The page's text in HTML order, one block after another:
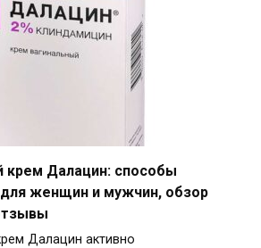
крем Далацин: способы
женщин и мужчин, обзор
Далацин активно